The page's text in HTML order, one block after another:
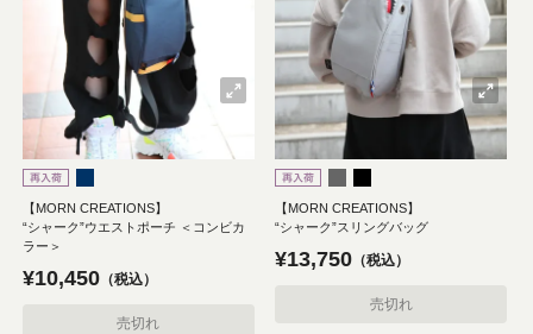
【MORN CREATIONS】
“シャーク”ウエストポーチ ＜コンビカ
ラー＞
¥10,450 税込
売切れ
【MORN CREATIONS】
“シャーク”スリングバッグ
¥13,750 税込
売切れ